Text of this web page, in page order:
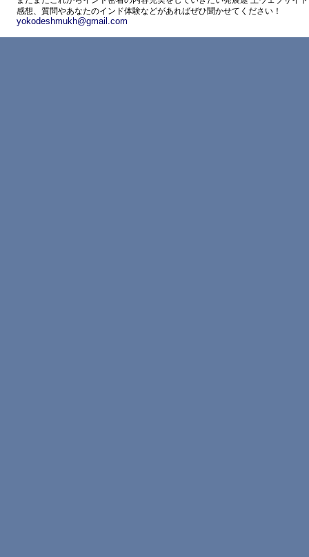
感想、質問やあなたのインド体験などがあればぜひ聞かせてください！
yokodeshmukh@gmail.com